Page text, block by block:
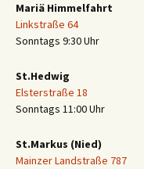
Mariä Himmelfahrt
Linkstraße 64
Sonntags 9:30 Uhr
St.Hedwig
Elsterstraße 18
Sonntags 11:00 Uhr
St.Markus (Nied)
Mainzer Landstraße 787